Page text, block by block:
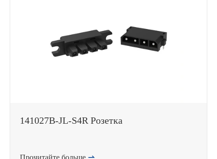
141027B-JL-S4R Розетка
Прочитайте больше 